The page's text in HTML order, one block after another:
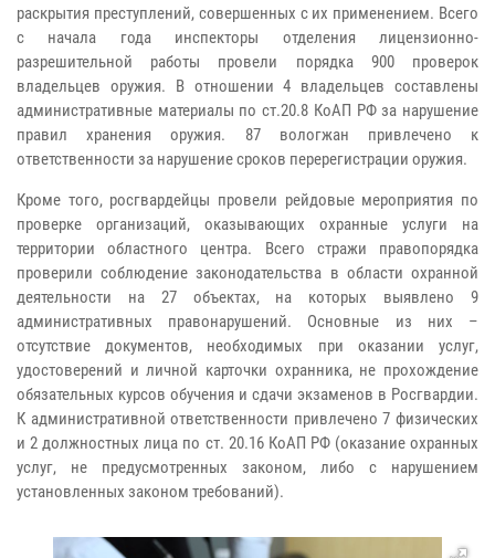
раскрытия преступлений, совершенных с их применением. Всего
с начала года инспекторы отделения лицензионно-
разрешительной работы провели порядка 900 проверок
владельцев оружия. В отношении 4 владельцев составлены
административные материалы по ст.20.8 КоАП РФ за нарушение
правил хранения оружия. 87 вологжан привлечено к
ответственности за нарушение сроков перерегистрации оружия.
Кроме того, росгвардейцы провели рейдовые мероприятия по
проверке организаций, оказывающих охранные услуги на
территории областного центра. Всего стражи правопорядка
проверили соблюдение законодательства в области охранной
деятельности на 27 объектах, на которых выявлено 9
административных правонарушений. Основные из них –
отсутствие документов, необходимых при оказании услуг,
удостоверений и личной карточки охранника, не прохождение
обязательных курсов обучения и сдачи экзаменов в Росгвардии.
К административной ответственности привлечено 7 физических
и 2 должностных лица по ст. 20.16 КоАП РФ (оказание охранных
услуг, не предусмотренных законом, либо с нарушением
установленных законом требований).